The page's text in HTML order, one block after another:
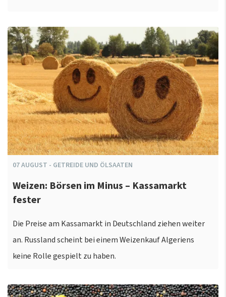
07AUGUST - GETREIDE UND ÖLSAATEN
Weizen: Börsen im Minus – Kassamarkt
fester
Die Preise am Kassamarkt in Deutschland ziehen weiter
an. Russland scheint bei einem Weizenkauf Algeriens
keine Rolle gespielt zu haben.